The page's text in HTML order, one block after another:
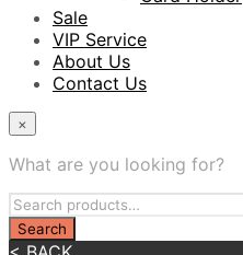
Sale
VIP Service
About Us
Contact Us
×
What are you looking for?